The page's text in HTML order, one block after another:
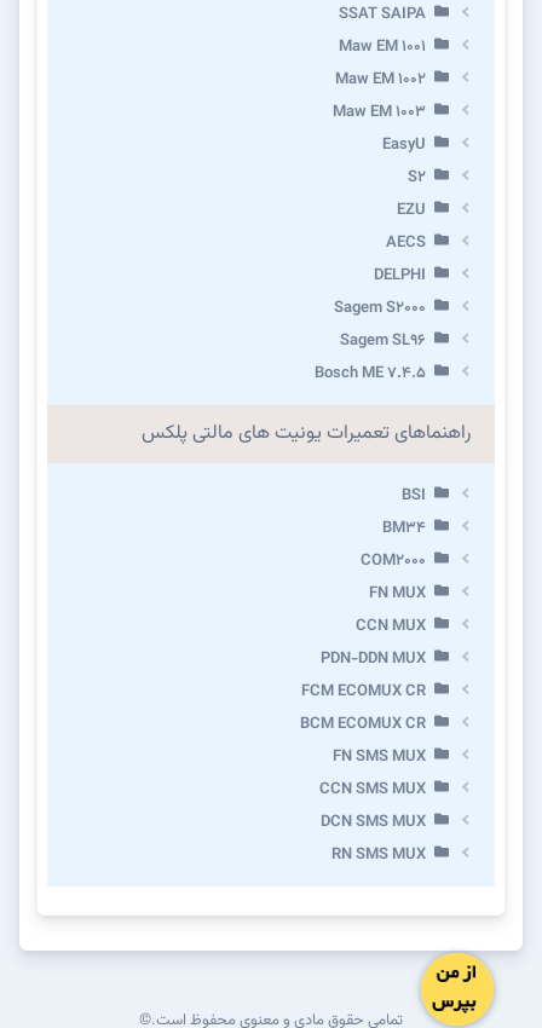
SSAT SAIPA
Maw EM 1001
Maw EM 1002
Maw EM 1003
EasyU
S2
EZU
AECS
DELPHI
Sagem S2000
Sagem SL96
Bosch ME 7.4.5
راهنماهای تعمیرات یونیت های مالتی پلکس
BSI
BM34
COM2000
FN MUX
CCN MUX
PDN-DDN MUX
FCM ECOMUX CR
BCM ECOMUX CR
FN SMS MUX
CCN SMS MUX
DCN SMS MUX
RN SMS MUX
تمامی حقوق مادی و معنوی محفوظ است.©